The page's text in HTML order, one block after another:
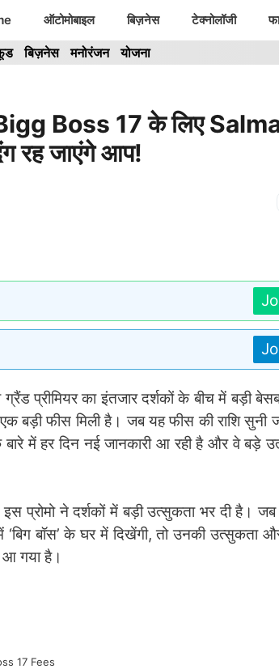
ऑटोमोबाइल बिज़नेस टेक्नोलॉजी
बिज़नेस मनोरंजन योजना
Boss 17 के लिए
रह जाएंगे आप!
ग्रैंड प्रीमियर का इंतजार दर्शकों के बीच में बड़ी
फीस मिली है। जब यह फीस की राशि सुनी
में हर दिन नई जानकारी आ रही है और वे बड़े
प्रोमो ने दर्शकों में बड़ी उत्सुकता भर दी है। जब
बॉस’ के घर में दिखेंगी, तो उनकी उत्सुकता
गया है।
17 Fees